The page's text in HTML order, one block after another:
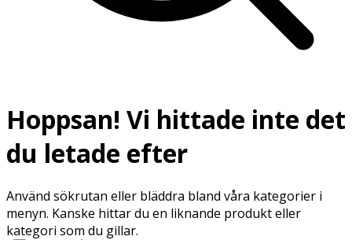
Hoppsan! Vi hittade inte det
du letade efter
Använd sökrutan eller bläddra bland våra kategorier i
menyn. Kanske hittar du en liknande produkt eller
kategori som du gillar.